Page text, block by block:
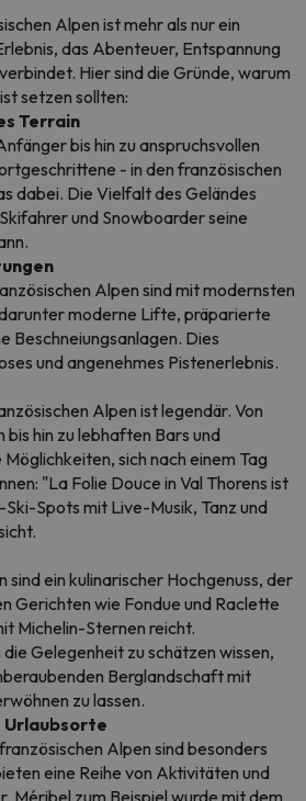
Alpen ist mehr als nur ein
das Abenteuer, Entspannung
Hier sind die Gründe, warum
setzen sollten:
Terrain
bis hin zu anspruchsvollen
- in den französischen
dabei. Die Vielfalt des Geländes
und Snowboarder seine
Alpen sind mit modernsten
moderne Lifte, präparierte
Beschneiungsanlagen. Dies
und angenehmes Pistenerlebnis.
Alpen ist legendär. Von
hin zu lebhaften Bars und
sich nach einem Tag
"La Folie Douce in Val Thorens ist
Spots mit Live-Musik, Tanz und
sind ein kulinarischer Hochgenuss, der
Gerichten wie Fondue und Raclette
Michelin-Sternen reicht.
Gelegenheit zu schätzen wissen,
Berglandschaft mit
zu lassen.
Urlaubsorte
Alpen sind besonders
eine Reihe von Aktivitäten und
Méribel zum Beispiel wurde mit dem